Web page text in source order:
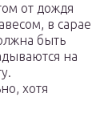
от дождя
в сарае
быть
на
хотя